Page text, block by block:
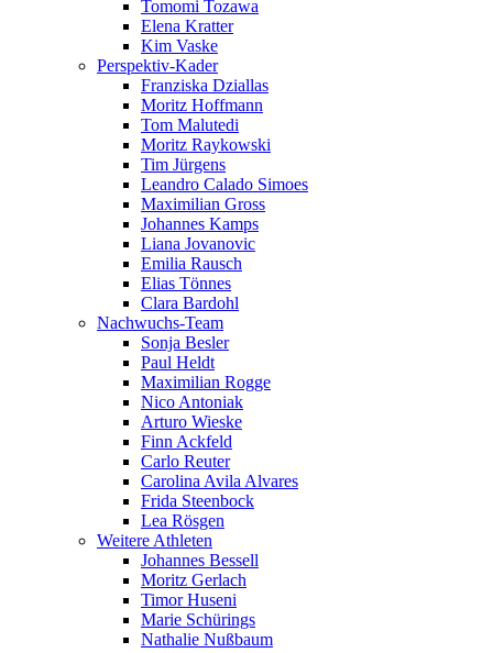
Tomomi Tozawa
Elena Kratter
Kim Vaske
Perspektiv-Kader
Franziska Dziallas
Moritz Hoffmann
Tom Malutedi
Moritz Raykowski
Tim Jürgens
Leandro Calado Simoes
Maximilian Gross
Johannes Kamps
Liana Jovanovic
Emilia Rausch
Elias Tönnes
Clara Bardohl
Nachwuchs-Team
Sonja Besler
Paul Heldt
Maximilian Rogge
Nico Antoniak
Arturo Wieske
Finn Ackfeld
Carlo Reuter
Carolina Avila Alvares
Frida Steenbock
Lea Rösgen
Weitere Athleten
Johannes Bessell
Moritz Gerlach
Timor Huseni
Marie Schürings
Nathalie Nußbaum